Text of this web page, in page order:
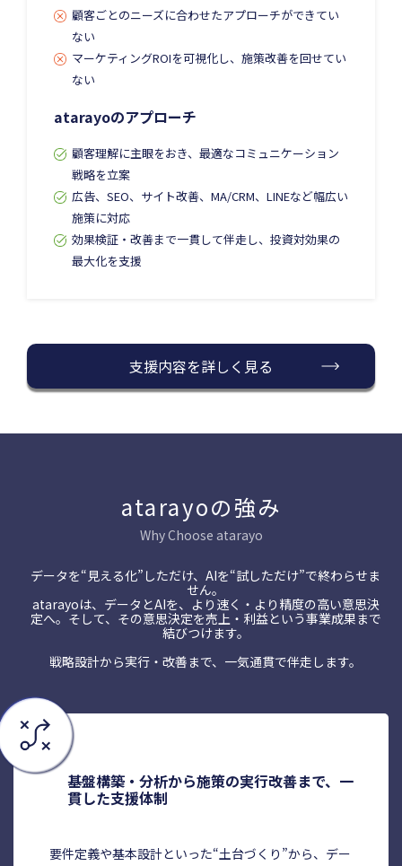
顧客ごとのニーズに合わせたアプローチができてい
ない
マーケティングROIを可視化し、施策改善を回せてい
ない
atarayoのアプローチ
顧客理解に主眼をおき、最適なコミュニケーション
戦略を立案
広告、SEO、サイト改善、MA/CRM、LINEなど幅広い
施策に対応
効果検証・改善まで一貫して伴走し、投資対効果の
最大化を支援
支援内容を詳しく見る
atarayoの強み
Why Choose atarayo
データを“見える化”しただけ、AIを“試しただけ”で終わらせま
せん。
atarayoは、データとAIを、より速く・より精度の高い意思決
定へ。そして、その意思決定を売上・利益という事業成果まで
結びつけます。
戦略設計から実行・改善まで、一気通貫で伴走します。
基盤構築・分析から施策の実行改善まで、一
貫した支援体制
要件定義や基本設計といった“土台づくり”から、デー